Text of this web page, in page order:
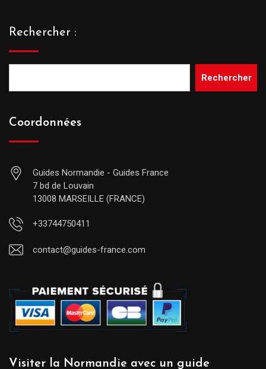
Rechercher :
Rechercher
Coordonnées
Guides Normandie - Guides France
7 bd de Louvain
13008 MARSEILLE (FRANCE)
+33744750411
contact@guides-france.com
Visiter la Normandie avec un guide